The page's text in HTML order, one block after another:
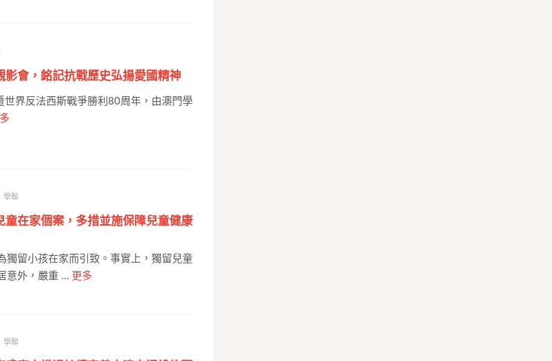
會，銘記抗戰歷史弘揚愛國精神
界反法西斯戰爭勝利80周年，由澳門學
學聯
童在家個案，多措並施保障兒童健康
獨留小孩在家而引致。事實上，獨留兒童
意外，嚴重 … 更多
學聯